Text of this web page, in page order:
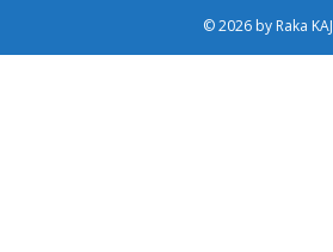
© 2026 by Raka KAJ